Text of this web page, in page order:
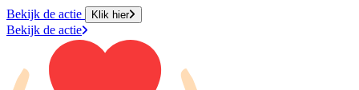
Bekijk de actie Klik hier
Bekijk de actie